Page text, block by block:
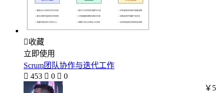
收藏
立即使用
Scrum团队协作与迭代工作
 453  0  0
￥5